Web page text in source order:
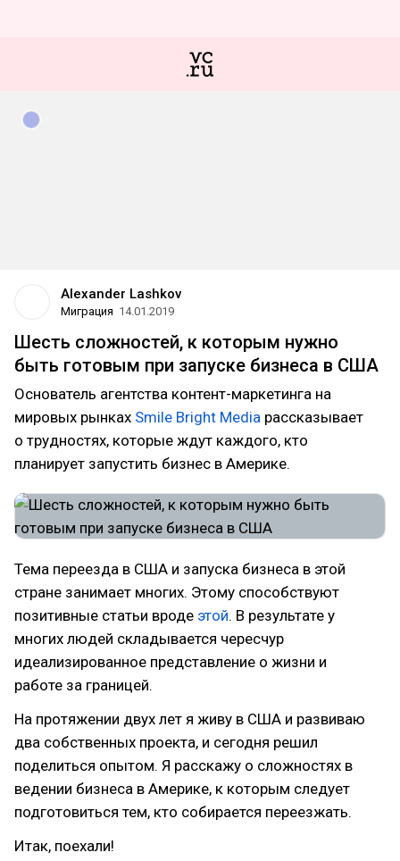
Alexander Lashkov
Миграция 14.01.2019
Шесть сложностей, к которым нужно
быть готовым при запуске бизнеса в США
Основатель агентства контент-маркетинга на
мировых рынках Smile Bright Media рассказывает
о трудностях, которые ждут каждого, кто
планирует запустить бизнес в Америке.
Тема переезда в США и запуска бизнеса в этой
стране занимает многих. Этому способствуют
позитивные статьи вроде этой. В результате у
многих людей складывается чересчур
идеализированное представление о жизни и
работе за границей.
На протяжении двух лет я живу в США и развиваю
два собственных проекта, и сегодня решил
поделиться опытом. Я расскажу о сложностях в
ведении бизнеса в Америке, к которым следует
подготовиться тем, кто собирается переезжать.
Итак, поехали!